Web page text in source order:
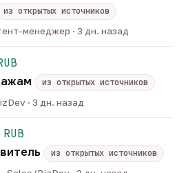
из открытых источников
менеджер · 3 дн. назад
из открытых источников
· 3 дн. назад
из открытых источников